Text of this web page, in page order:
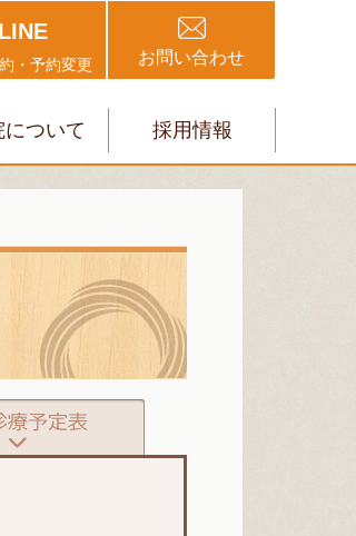
LINE
・予約変更 お問い合わせ
について 採用情報